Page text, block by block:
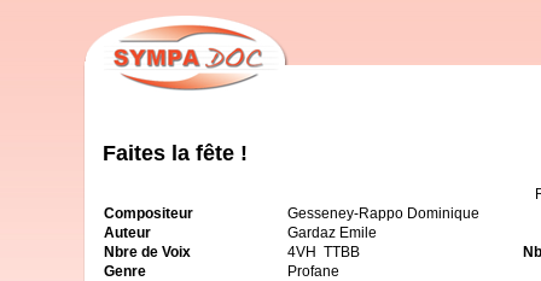
Faites la fête !
Compositeur
Gesseney-Rappo Dominique
Auteur
Gardaz Emile
Nbre de Voix
4VH TTBB
Genre
Profane